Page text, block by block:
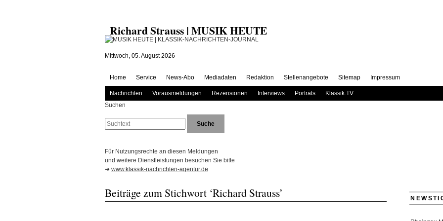
Richard Strauss | MUSIK HEUTE
Mittwoch, 05. August 2026
Home Service News-Abo Mediadaten Redaktion Stellenangebote Sitemap Impressum
Nachrichten Vorausmeldungen Rezensionen Interviews Porträts
Klassik.TV
Suchen
Für Nutzungsrechte an diesen Meldungen
und weitere Dienstleistungen besuchen Sie bitte
➜ www.klassik-nachrichten-agentur.de
Beiträge zum Stichwort ‘Richard Strauss’